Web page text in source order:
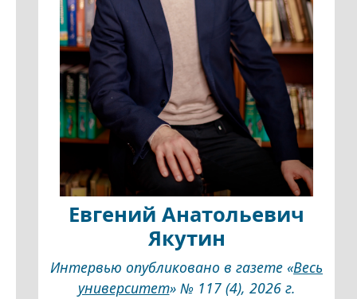
Евгений Анатольевич
Якутин
Интервью опубликовано в газете «Весь
университет» № 117 (4), 2026 г.